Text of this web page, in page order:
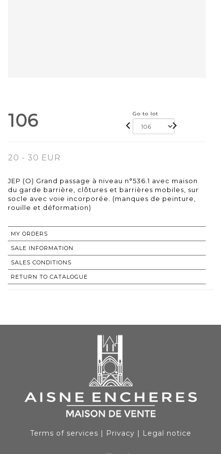
106 Go to lot
20 - 30 EUR
JEP (O) Grand passage à niveau n°536.1 avec maison
du garde barrière, clôtures et barrières mobiles, sur
socle avec voie incorporée. (manques de peinture,
rouille et déformation)
MY ORDERS
SALE INFORMATION
SALES CONDITIONS
RETURN TO CATALOGUE
Terms of services | Privacy | Legal notice